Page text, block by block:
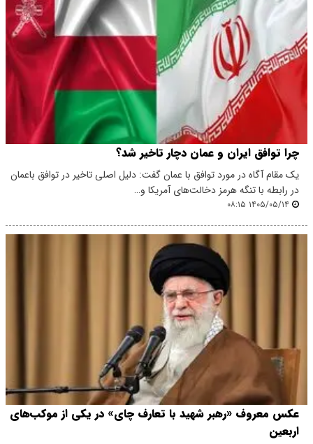
چرا توافق ایران و عمان دچار تاخیر شد؟
یک مقام آگاه در مورد توافق با عمان گفت: دلیل اصلی تاخیر در توافق باعمان
در رابطه با تنگه هرمز دخالت‌های آمریکا و…
۱۴۰۵/۰۵/۱۴ ۰۸:۱۵
عکس معروف «رهبر شهید با تعارف چای» در یکی از موکب‌های
اربعین